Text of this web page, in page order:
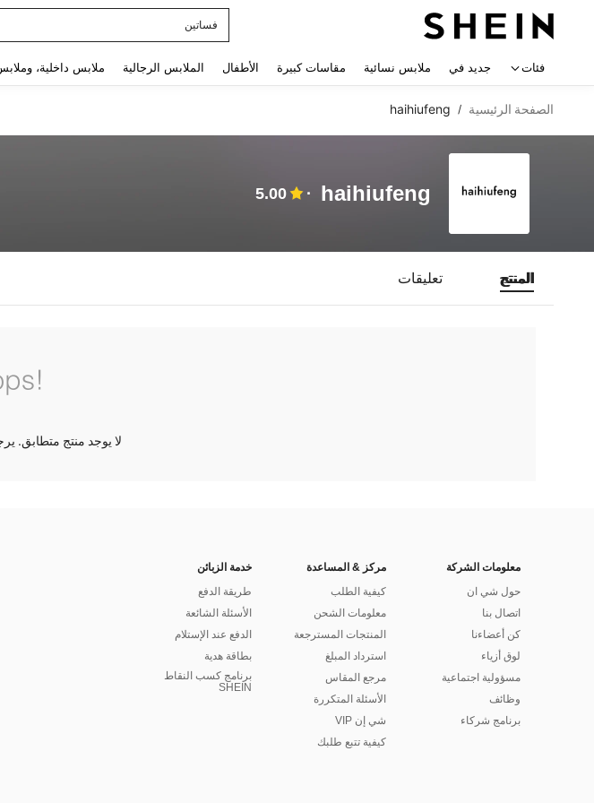
فساتين
فئات جديد في ملابس نسائية مقاسات كبيرة الأطفال الملابس الرجالية ملابس داخلية،
الصفحة الرئيسية /
haihiufeng
haihiufeng
5.00
المنتج تعليقات
لا يوجد منتج متطابق.
معلومات الشركة
حول شي ان
اتصال بنا
كن أعضاءنا
لوق أزياء
مسؤولية اجتماعية
وظائف
برنامج شركاء
مركز & المساعدة
كيفية الطلب
معلومات الشحن
المنتجات المسترجعة
استرداد المبلغ
مرجع المقاس
الأسئلة المتكررة
شي إن VIP
كيفية تتبع طلبك
خدمة الزبائن
طريقة الدفع
الأسئلة الشائعة
الدفع عند الإستلام
بطاقة هدية
برنامج كسب النقاط
SHEIN